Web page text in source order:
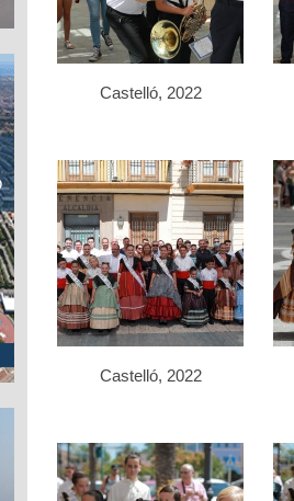
Castelló, 2022
Castelló, 2022